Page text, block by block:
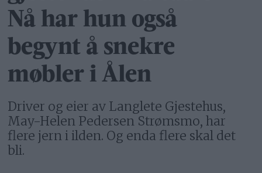
Nå har hun også
begynt å snekre
møbler i Ålen
Driver og eier av Langlete Gjestehus,
May-Helen Pedersen Strømsmo, har
flere jern i ilden. Og enda flere skal det
bli.